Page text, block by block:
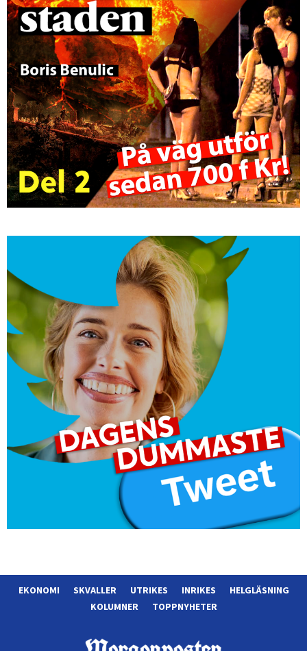
EKONOMI SKVALLER UTRIKES INRIKES
HELGLÄSNING
KOLUMNER
TOPPNYHETER